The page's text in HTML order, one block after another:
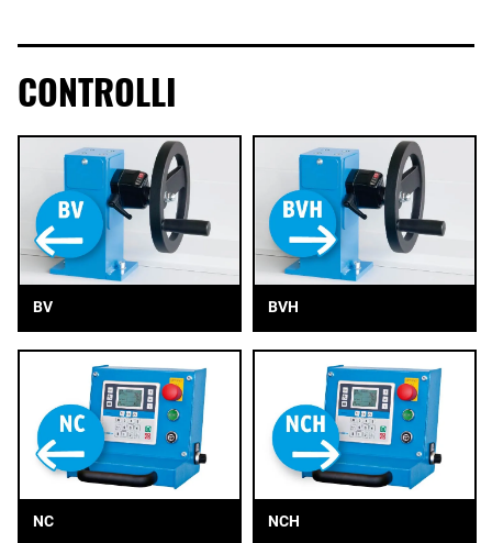
CONTROLLI
BV BVH
NC NCH